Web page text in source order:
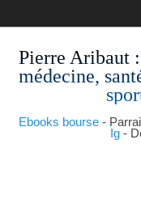
Pierre Aribaut
médecine,
Ebooks bourse-
Ig-